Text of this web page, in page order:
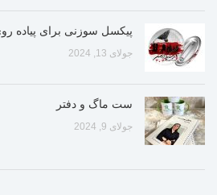
پیکسل سوزنی برای پیاده
جولای 13, 2024
ست ماگ و دفتر
جولای 9, 2024